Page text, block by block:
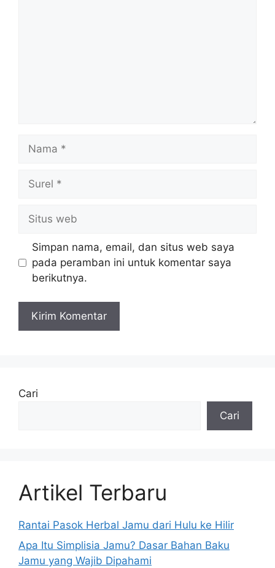
Nama
Surel
Situs
web
Simpan nama, email, dan situs web saya
pada peramban ini untuk komentar saya
berikutnya.
Cari
Cari
Artikel Terbaru
Rantai Pasok Herbal Jamu dari Hulu ke Hilir
Apa Itu Simplisia Jamu? Dasar Bahan Baku
Jamu yang Wajib Dipahami